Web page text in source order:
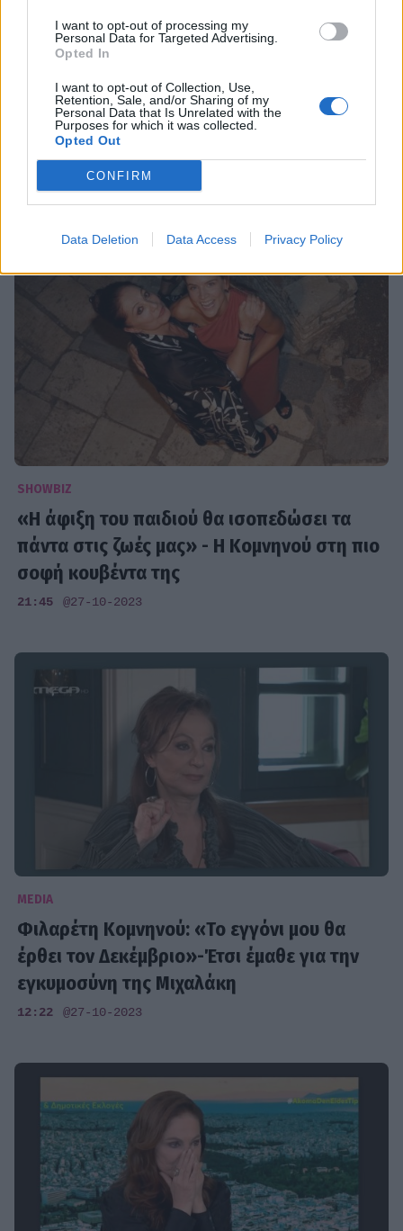
I want to opt-out of processing my
Personal Data for Targeted Advertising.
Opted In
I want to opt-out of Collection, Use,
Retention, Sale, and/or Sharing of my
Personal Data that Is Unrelated with the
Purposes for which it was collected.
Opted Out
CONFIRM
Data Deletion Data Access Privacy Policy
SHOWBIZ
Γιώργος Παπαγεωργίου: Είναι ολόιδιος ο
πατέρας του - H throwback φωτό
05:20 @28-10-2023
SHOWBIZ
«Η άφιξη του παιδιού θα ισοπεδώσει τα
πάντα στις ζωές μας» - Η Κομνηνού στη πιο
σοφή κουβέντα της
21:45 @27-10-2023
MEDIA
Φιλαρέτη Κομνηνού: «Το εγγόνι μου θα
έρθει τον Δεκέμβριο»-Έτσι έμαθε για την
εγκυμοσύνη της Μιχαλάκη
12:22 @27-10-2023